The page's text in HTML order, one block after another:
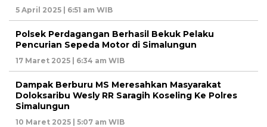
5 April 2025 | 6:51 am WIB
Polsek Perdagangan Berhasil Bekuk Pelaku
Pencurian Sepeda Motor di Simalungun
17 Maret 2025 | 6:34 am WIB
Dampak Berburu MS Meresahkan Masyarakat
Doloksaribu Wesly RR Saragih Koseling Ke Polres
Simalungun
10 Maret 2025 | 5:07 am WIB